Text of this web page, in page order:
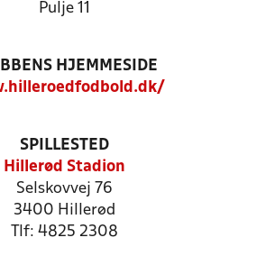
Pulje 11
HJEMMESIDE
SPILLESTED
Hillerød Stadion
Selskovvej 76
3400 Hillerød
Tlf: 4825 2308